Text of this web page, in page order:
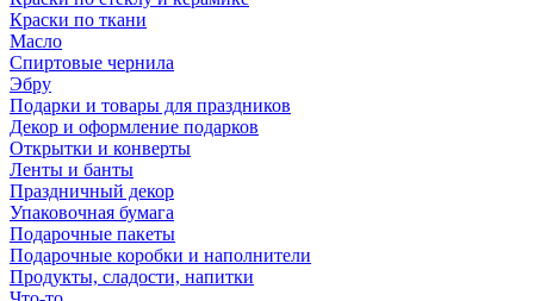
Краски по ткани
Масло
Спиртовые чернила
Эбру
Подарки и товары для праздников
Декор и оформление подарков
Открытки и конверты
Ленты и банты
Праздничный декор
Упаковочная бумага
Подарочные пакеты
Подарочные коробки и наполнители
Продукты, сладости, напитки